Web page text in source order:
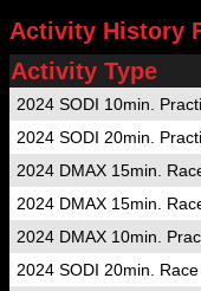
Activity History
Activity Type
2024 SODI 10min.
2024 SODI 20min.
2024 DMAX 15min.
2024 DMAX 15min.
2024 DMAX 10min.
2024 SODI 20min. Race